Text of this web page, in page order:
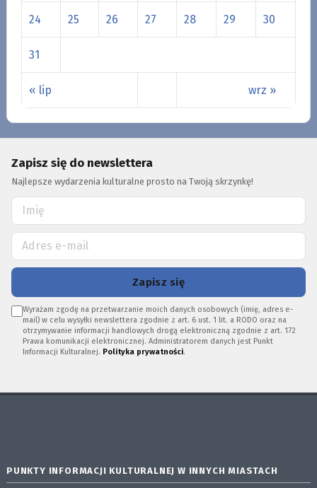
« lip wrz »
24 25 26 27 28 29 30
31
Zapisz się do newslettera
Najlepsze wydarzenia kulturalne prosto na Twoją skrzynkę!
Zapisz się
Wyrażam zgodę na przetwarzanie moich danych osobowych (imię, adres e-
mail) w celu wysyłki newslettera zgodnie z art. 6 ust. 1 lit. a RODO oraz na
otrzymywanie informacji handlowych drogą elektroniczną zgodnie z art. 172
Prawa komunikacji elektronicznej. Administratorem danych jest Punkt
Informacji Kulturalnej. Polityka prywatności.
PUNKTY INFORMACJI KULTURALNEJ W INNYCH MIASTACH